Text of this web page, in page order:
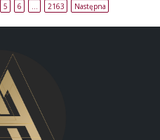
5 6 2163 Następna